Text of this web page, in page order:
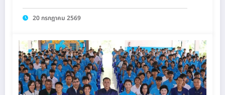
20 กรกฎาคม 2569